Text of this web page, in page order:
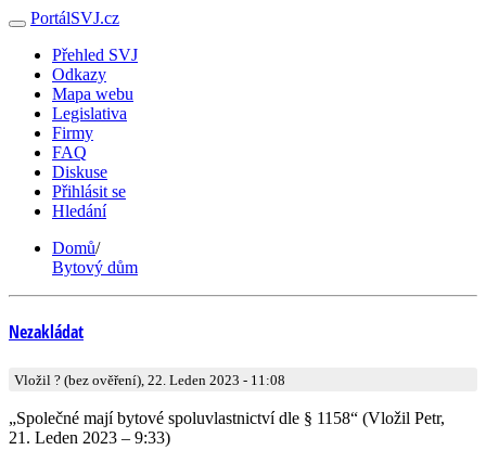
PortálSVJ.cz
Přehled SVJ
Odkazy
Mapa webu
Legislativa
Firmy
FAQ
Diskuse
Přihlásit se
Hledání
Domů/
Bytový dům
Nezakládat
Vložil ? (bez ověření), 22. Leden 2023 - 11:08
„Společné mají bytové spoluvlastnictví dle § 1158“ (Vložil Petr,
21. Leden 2023 – 9:33)